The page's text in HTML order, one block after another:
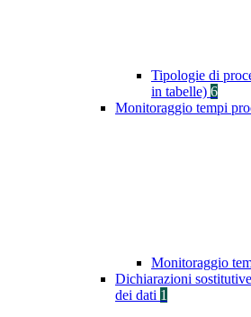
Tipologie di
in tabelle) 6
Monitoraggio tempi
Monitoraggio
Dichiarazioni
dei dati 1